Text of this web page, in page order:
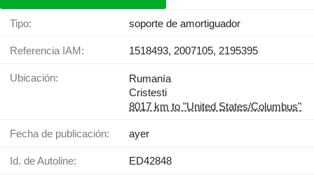
Tipo: soporte de amortiguador
Referencia IAM: 1518493, 2007105, 2195395
Ubicación:
Rumanía
Cristesti
8017 km to "United States/Columbus"
Fecha de publicación: ayer
Id. de Autoline: ED42848